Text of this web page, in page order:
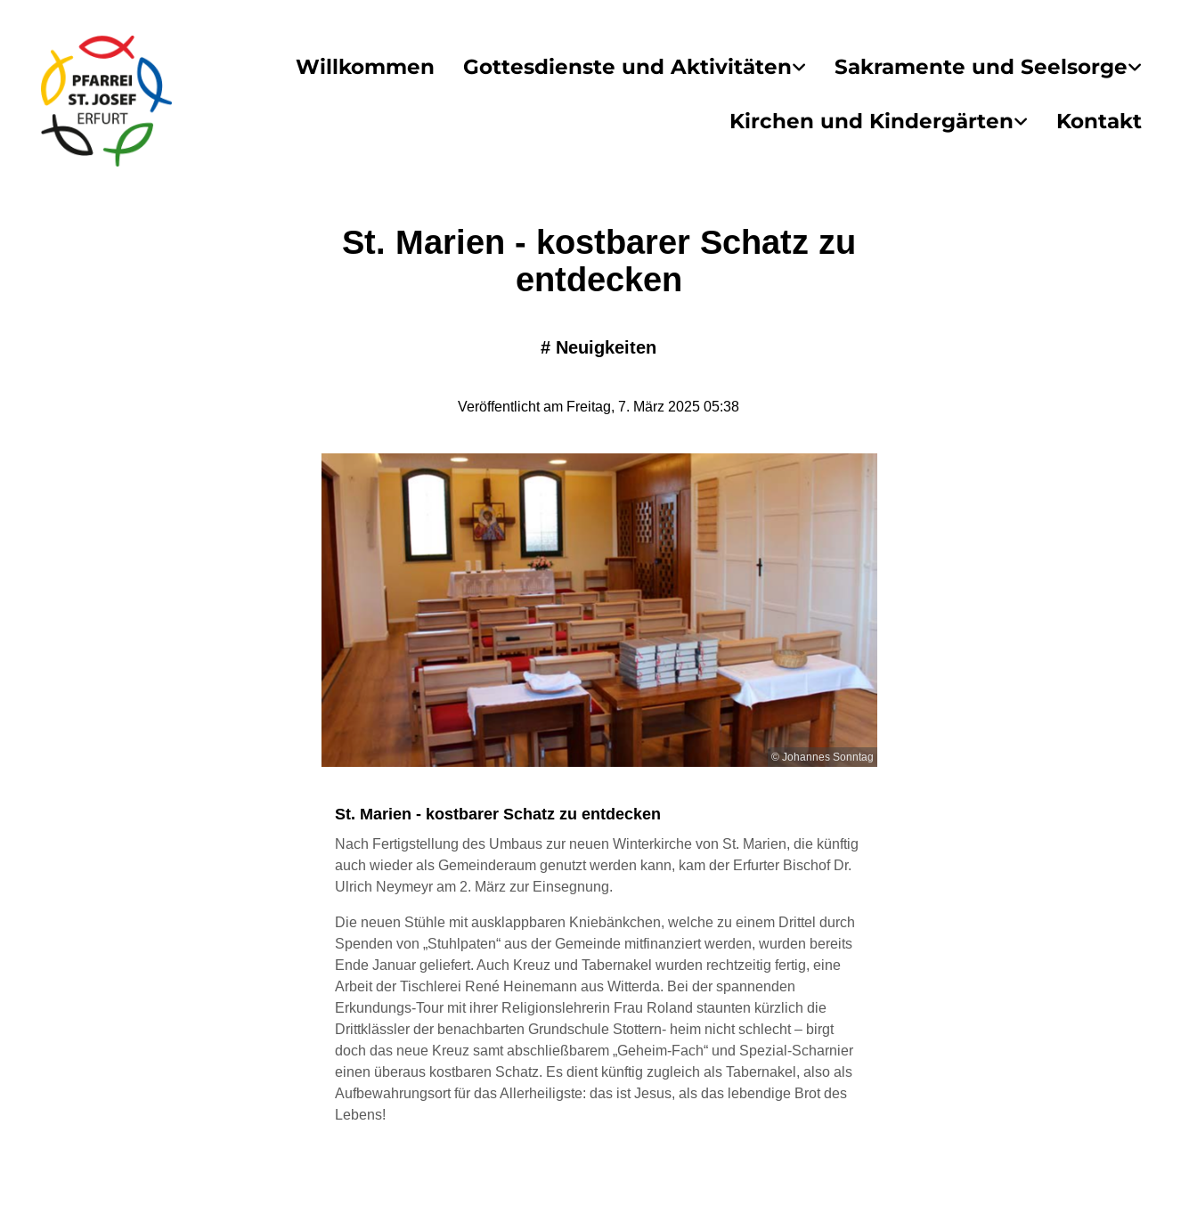
Willkommen Gottesdienste und Aktivitäten Sakramente und Seelsorge
Kirchen und Kindergärten Kontakt
St. Marien - kostbarer Schatz zu
entdecken
# Neuigkeiten
Veröffentlicht am Freitag, 7. März 2025 05:38
© Johannes Sonntag
St. Marien - kostbarer Schatz zu entdecken
Nach Fertigstellung des Umbaus zur neuen Winterkirche von St. Marien, die künftig
auch wieder als Gemeinderaum genutzt werden kann, kam der Erfurter Bischof Dr.
Ulrich Neymeyr am 2. März zur Einsegnung.
Die neuen Stühle mit ausklappbaren Kniebänkchen, welche zu einem Drittel durch
Spenden von „Stuhlpaten“ aus der Gemeinde mitfinanziert werden, wurden bereits
Ende Januar geliefert. Auch Kreuz und Tabernakel wurden rechtzeitig fertig, eine
Arbeit der Tischlerei René Heinemann aus Witterda. Bei der spannenden
Erkundungs-Tour mit ihrer Religionslehrerin Frau Roland staunten kürzlich die
Drittklässler der benachbarten Grundschule Stottern- heim nicht schlecht – birgt
doch das neue Kreuz samt abschließbarem „Geheim-Fach“ und Spezial-Scharnier
einen überaus kostbaren Schatz. Es dient künftig zugleich als Tabernakel, also als
Aufbewahrungsort für das Allerheiligste: das ist Jesus, als das lebendige Brot des
Lebens!